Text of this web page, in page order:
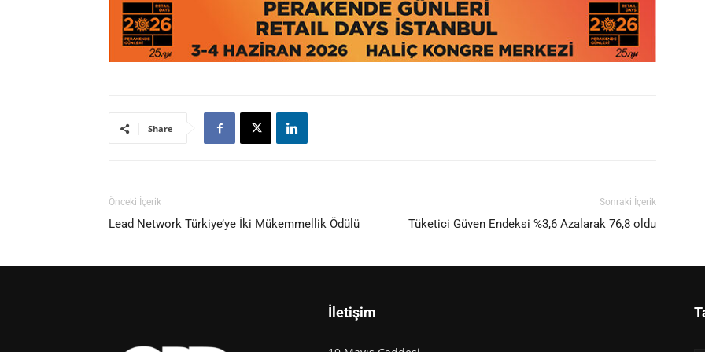
Share
Önceki İçerik
Lead Network Türkiye’ye İki Mükemmellik Ödülü
Sonraki İçerik
Tüketici Güven Endeksi %3,6 Azalarak 76,8 oldu
İletişim